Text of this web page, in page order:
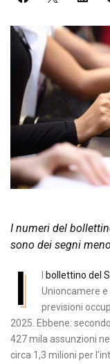
I numeri del
sono dei segni meno
I bollettino del
Unioncamere
previsioni
2025. Ebbene:
427 mila assunzioni
circa 1,3 milioni per